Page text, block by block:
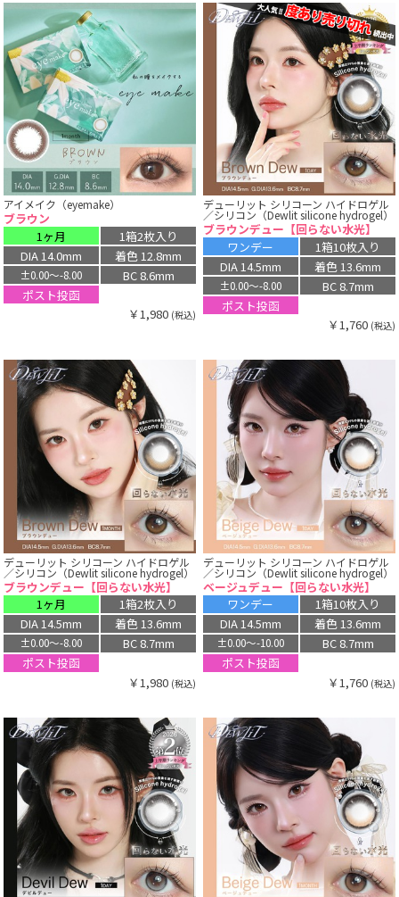
アイメイク（eyemake）
ブラウン
1ヶ月
1箱2枚入り
DIA 14.0mm
着色 12.8mm
±0.00〜-8.00
BC 8.6mm
ポスト投函
￥1,980 (税込)
デューリット シリコーン ハイドロゲル
／シリコン（Dewlit silicone hydrogel）
ブラウンデュー【回らない水光】
ワンデー
1箱10枚入り
DIA 14.5mm
着色 13.6mm
±0.00〜-8.00
BC 8.7mm
ポスト投函
￥1,760 (税込)
デューリット シリコーン ハイドロゲル
／シリコン（Dewlit silicone hydrogel）
ブラウンデュー【回らない水光】
1ヶ月
1箱2枚入り
DIA 14.5mm
着色 13.6mm
±0.00〜-8.00
BC 8.7mm
ポスト投函
￥1,980 (税込)
デューリット シリコーン ハイドロゲル
／シリコン（Dewlit silicone hydrogel）
ベージュデュー【回らない水光】
ワンデー
1箱10枚入り
DIA 14.5mm
着色 13.6mm
±0.00〜-10.00
BC 8.7mm
ポスト投函
￥1,760 (税込)